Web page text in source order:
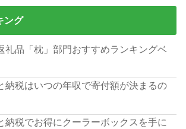
ング
礼品「枕」部門おすすめランキングベ
納税はいつの年収で寄付額が決まるの
納税でお得にクーラーボックスを手に